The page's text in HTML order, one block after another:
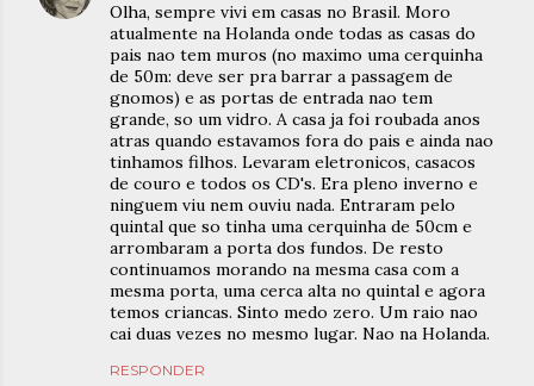
Olha, sempre vivi em casas no Brasil. Moro
atualmente na Holanda onde todas as casas do
pais nao tem muros (no maximo uma cerquinha
de 50m: deve ser pra barrar a passagem de
gnomos) e as portas de entrada nao tem
grande, so um vidro. A casa ja foi roubada anos
atras quando estavamos fora do pais e ainda nao
tinhamos filhos. Levaram eletronicos, casacos
de couro e todos os CD's. Era pleno inverno e
ninguem viu nem ouviu nada. Entraram pelo
quintal que so tinha uma cerquinha de 50cm e
arrombaram a porta dos fundos. De resto
continuamos morando na mesma casa com a
mesma porta, uma cerca alta no quintal e agora
temos criancas. Sinto medo zero. Um raio nao
cai duas vezes no mesmo lugar. Nao na Holanda.
RESPONDER